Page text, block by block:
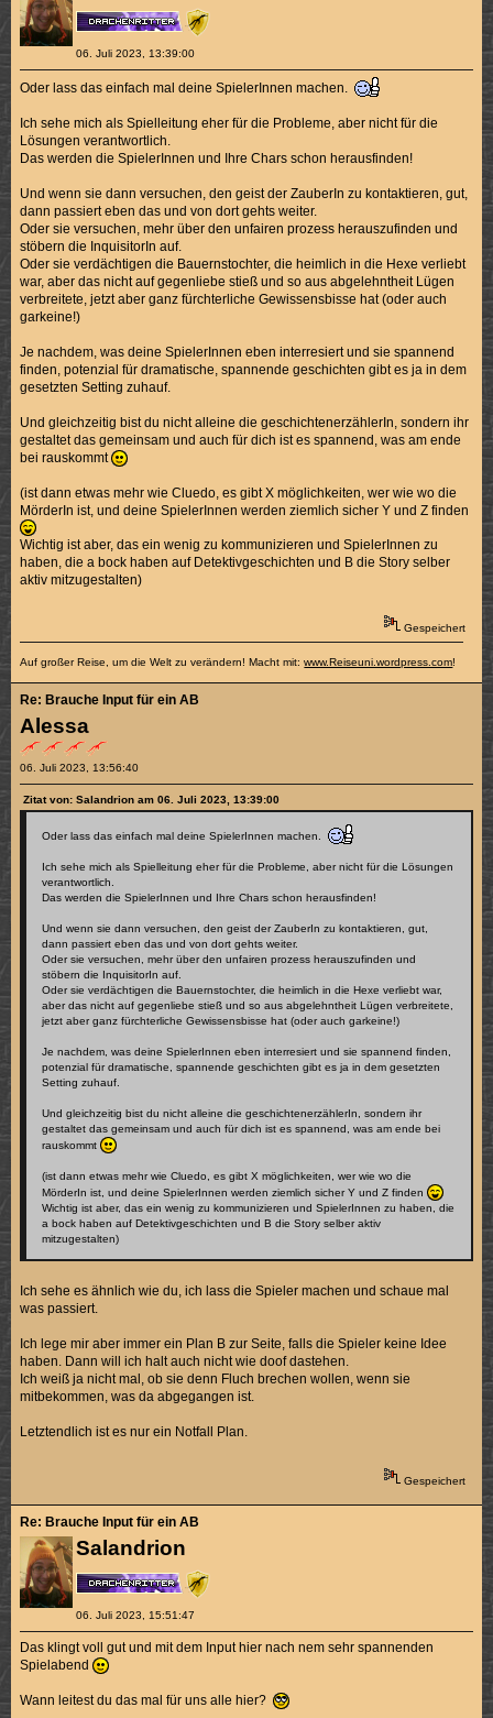
06. Juli 2023, 13:39:00
Oder lass das einfach mal deine SpielerInnen machen.
Ich sehe mich als Spielleitung eher für die Probleme, aber nicht für die
Lösungen verantwortlich.
Das werden die SpielerInnen und Ihre Chars schon herausfinden!
Und wenn sie dann versuchen, den geist der ZauberIn zu kontaktieren, gut,
dann passiert eben das und von dort gehts weiter.
Oder sie versuchen, mehr über den unfairen prozess herauszufinden und
stöbern die InquisitorIn auf.
Oder sie verdächtigen die Bauernstochter, die heimlich in die Hexe verliebt
war, aber das nicht auf gegenliebe stieß und so aus abgelehntheit Lügen
verbreitete, jetzt aber ganz fürchterliche Gewissensbisse hat (oder auch
garkeine!)
Je nachdem, was deine SpielerInnen eben interresiert und sie spannend
finden, potenzial für dramatische, spannende geschichten gibt es ja in dem
gesetzten Setting zuhauf.
Und gleichzeitig bist du nicht alleine die geschichtenerzählerIn, sondern ihr
gestaltet das gemeinsam und auch für dich ist es spannend, was am ende
bei rauskommt
(ist dann etwas mehr wie Cluedo, es gibt X möglichkeiten, wer wie wo die
MörderIn ist, und deine SpielerInnen werden ziemlich sicher Y und Z finden
Wichtig ist aber, das ein wenig zu kommunizieren und SpielerInnen zu
haben, die a bock haben auf Detektivgeschichten und B die Story selber
aktiv mitzugestalten)
Gespeichert
Auf großer Reise, um die Welt zu verändern! Macht mit:www.Reiseuni.wordpress.com!
Alessa
06. Juli 2023, 13:56:40
Re: Brauche Input für ein AB
Zitat von: Salandrion am 06. Juli 2023, 13:39:00
Oder lass das einfach mal deine SpielerInnen machen.
Ich sehe mich als Spielleitung eher für die Probleme, aber nicht für die Lösungen
verantwortlich.
Das werden die SpielerInnen und Ihre Chars schon herausfinden!
Und wenn sie dann versuchen, den geist der ZauberIn zu kontaktieren, gut,
dann passiert eben das und von dort gehts weiter.
Oder sie versuchen, mehr über den unfairen prozess herauszufinden und
stöbern die InquisitorIn auf.
Oder sie verdächtigen die Bauernstochter, die heimlich in die Hexe verliebt war,
aber das nicht auf gegenliebe stieß und so aus abgelehntheit Lügen verbreitete,
jetzt aber ganz fürchterliche Gewissensbisse hat (oder auch garkeine!)
Je nachdem, was deine SpielerInnen eben interresiert und sie spannend finden,
potenzial für dramatische, spannende geschichten gibt es ja in dem gesetzten
Setting zuhauf.
Und gleichzeitig bist du nicht alleine die geschichtenerzählerIn, sondern ihr
gestaltet das gemeinsam und auch für dich ist es spannend, was am ende bei
rauskommt
(ist dann etwas mehr wie Cluedo, es gibt X möglichkeiten, wer wie wo die
MörderIn ist, und deine SpielerInnen werden ziemlich sicher Y und Z finden
Wichtig ist aber, das ein wenig zu kommunizieren und SpielerInnen zu haben, die
a bock haben auf Detektivgeschichten und B die Story selber aktiv
mitzugestalten)
Ich sehe es ähnlich wie du, ich lass die Spieler machen und schaue mal
was passiert.
Ich lege mir aber immer ein Plan B zur Seite, falls die Spieler keine Idee
haben. Dann will ich halt auch nicht wie doof dastehen.
Ich weiß ja nicht mal, ob sie denn Fluch brechen wollen, wenn sie
mitbekommen, was da abgegangen ist.
Letztendlich ist es nur ein Notfall Plan.
Gespeichert
Salandrion
06. Juli 2023, 15:51:47
Re: Brauche Input für ein AB
Das klingt voll gut und mit dem Input hier nach nem sehr spannenden
Spielabend
Wann leitest du das mal für uns alle hier?